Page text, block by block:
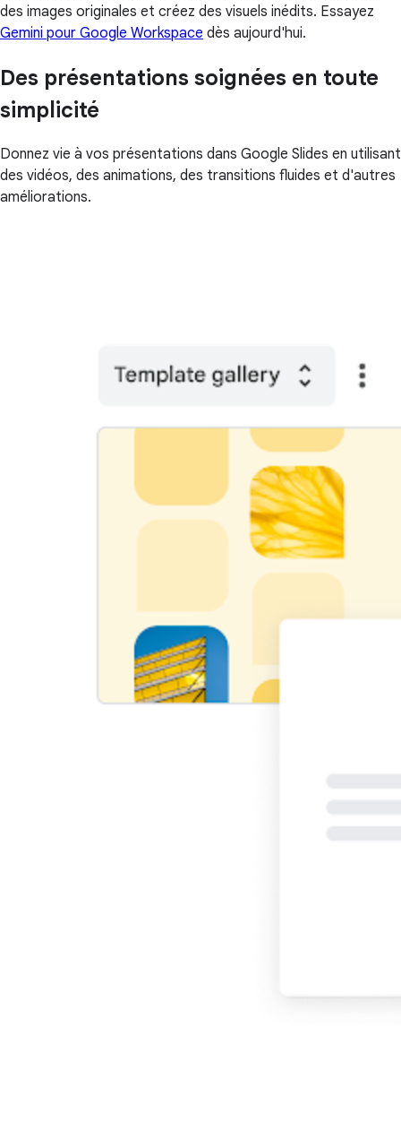
des images originales et créez des visuels inédits. Essayez
Gemini pour Google Workspace dès aujourd'hui.
Des présentations soignées en toute
simplicité
Donnez vie à vos présentations dans Google Slides en utilisant
des vidéos, des animations, des transitions fluides et d'autres
améliorations.